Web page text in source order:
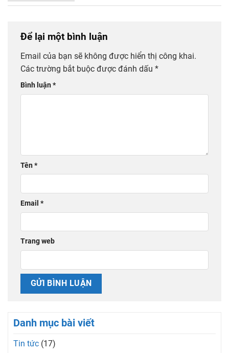
Để lại một bình luận
Email của bạn sẽ không được hiển thị công khai.
Các trường bắt buộc được đánh dấu *
Bình luận*
Tên*
Email *
Trang web
Danh mục bài viết
Tin tức (17)